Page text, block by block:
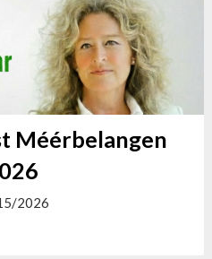
Méérbelangen
2026